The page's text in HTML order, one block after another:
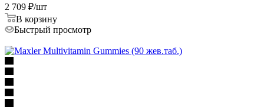
2 709 ₽/шт
В корзину
Быстрый просмотр